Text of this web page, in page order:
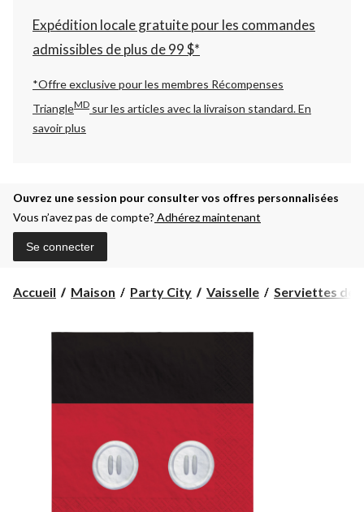
Expédition locale gratuite pour les commandes
admissibles de plus de 99 $*
*Offre exclusive pour les membres Récompenses
TriangleMD sur les articles avec la livraison standard.En
savoir plus
Ouvrez une session pour consulter vos offres personnalisées
Vous n’avez pas de compte? Adhérez maintenant
Se connecter
Accueil Maison Party City Vaisselle Serviettes de